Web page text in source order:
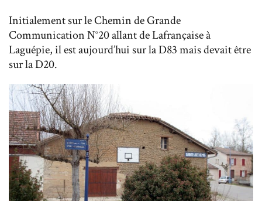
Initialement sur le Chemin de Grande
Communication N°20 allant de Lafrançaise à
Laguépie, il est aujourd’hui sur la D83 mais devait être
sur la D20.